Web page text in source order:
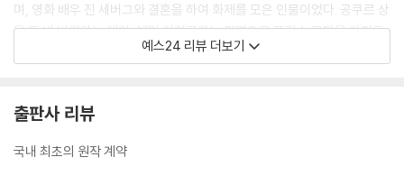
며, 영화 배우 진 세버그와 결혼을 하여 화제를 모은 인물이었다. 공쿠르 상
을 두 번 받았다는 얘기, 에밀 아자르라는 필명으로 프랑스 문단을 가지고
논 얘기, 권총으로 의문의 자살을 한 얘기 등도 모두 이제는 하나의 상식이
않겠는가? 그럼에도 그를 생각하면 언제나 연민에 사로잡혀 술 한 잔 사주
감동시키는 것은 오로지 작품 그 자체 뿐인 것이다.
예스24 리뷰 더보기
출판사 리뷰
국내 최초의 원작 계약